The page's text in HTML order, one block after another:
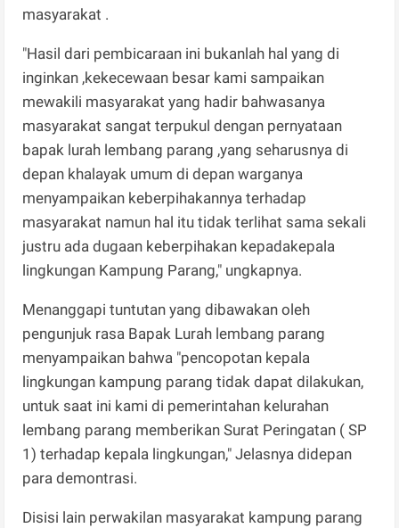
masyarakat .
"Hasil dari pembicaraan ini bukanlah hal yang di
inginkan ,kekecewaan besar kami sampaikan
mewakili masyarakat yang hadir bahwasanya
masyarakat sangat terpukul dengan pernyataan
bapak lurah lembang parang ,yang seharusnya di
depan khalayak umum di depan warganya
menyampaikan keberpihakannya terhadap
masyarakat namun hal itu tidak terlihat sama sekali
justru ada dugaan keberpihakan kepadakepala
lingkungan Kampung Parang," ungkapnya.
Menanggapi tuntutan yang dibawakan oleh
pengunjuk rasa Bapak Lurah lembang parang
menyampaikan bahwa "pencopotan kepala
lingkungan kampung parang tidak dapat dilakukan,
untuk saat ini kami di pemerintahan kelurahan
lembang parang memberikan Surat Peringatan ( SP
1) terhadap kepala lingkungan," Jelasnya didepan
para demontrasi.
Disisi lain perwakilan masyarakat kampung parang